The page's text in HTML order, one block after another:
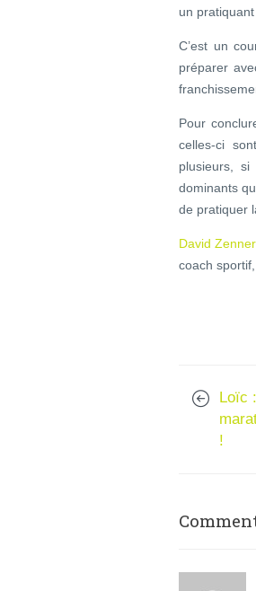
un pratiquant
C’est un
préparer
Pour
celles-ci
plusieurs,
dominants
de pratiquer
David Zenner
coach
Loïc
!